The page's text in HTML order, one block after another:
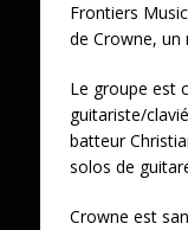
Frontiers
de Crowne, un
Le groupe est
guitariste/
batteur
solos de
Crowne est